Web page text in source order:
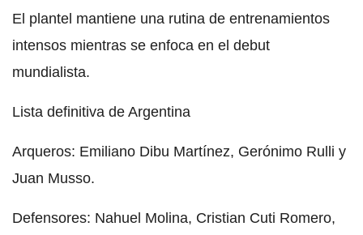
El plantel mantiene una rutina de entrenamientos
intensos mientras se enfoca en el debut
mundialista.
Lista definitiva de Argentina
Arqueros: Emiliano Dibu Martínez, Gerónimo Rulli y
Juan Musso.
Defensores: Nahuel Molina, Cristian Cuti Romero,